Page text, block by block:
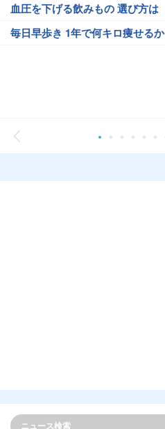
血圧を下げる飲みもの 選び方は
毎日早歩き 1年で何キロ痩せるか